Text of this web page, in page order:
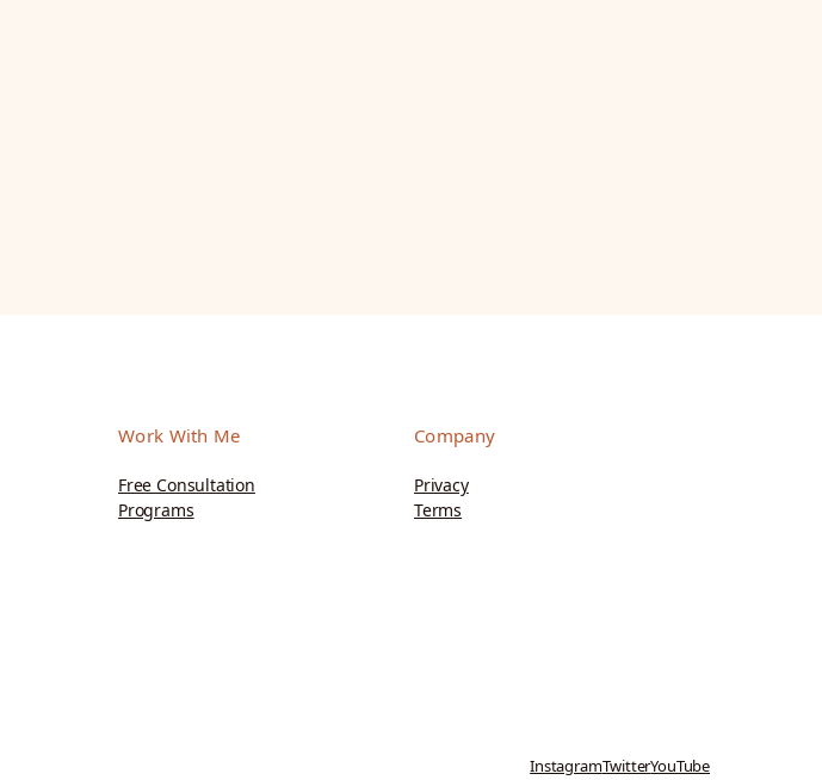
Work With Me
Free Consultation
Programs
Company
Privacy
Terms
InstagramTwitterYouTube